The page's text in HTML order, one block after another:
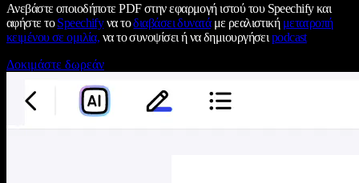
Ανεβάστε οποιοδήποτε PDF στην εφαρμογή ιστού του Speechify και
αφήστε τοSpeechifyνα τοδιαβάσει δυνατάμε ρεαλιστική μετατροπή
κειμένου σε ομιλία, να το συνοψίσει ή να δημιουργήσει podcast
Δοκιμάστε δωρεάν